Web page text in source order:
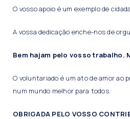
O vosso apoio é um exemplo de
A vossa dedicação enche-nos de
Bem hajam pelo vosso
O voluntariado é um ato de amor ao
num mundo melhor para todos.
OBRIGADA PELO VOSSO